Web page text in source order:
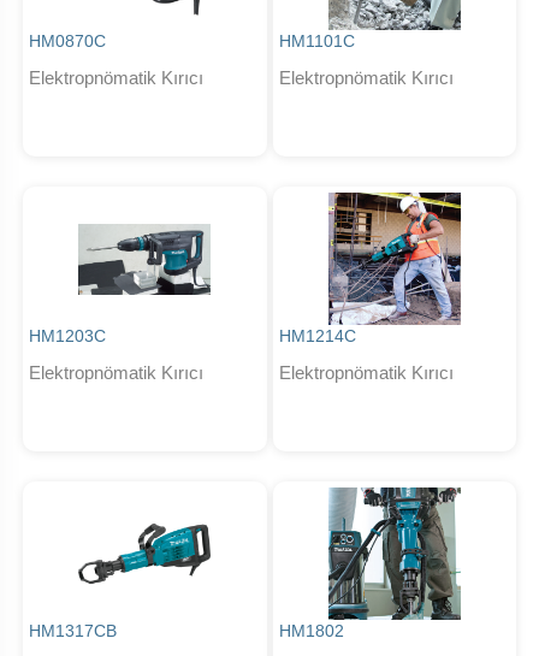
HM0870C
Elektropnömatik Kırıcı
HM1101C
Elektropnömatik Kırıcı
HM1203C
Elektropnömatik Kırıcı
HM1214C
Elektropnömatik Kırıcı
HM1317CB HM1802